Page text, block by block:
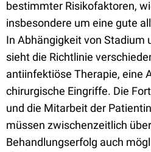
bestimmter Risikofaktoren,
insbesondere um eine gute
In Abhängigkeit von Stadium
sieht die Richtlinie
antiinfektiöse Therapie, eine
chirurgische Eingriffe. Die
und die Mitarbeit der
müssen zwischenzeitlich
Behandlungserfolg auch